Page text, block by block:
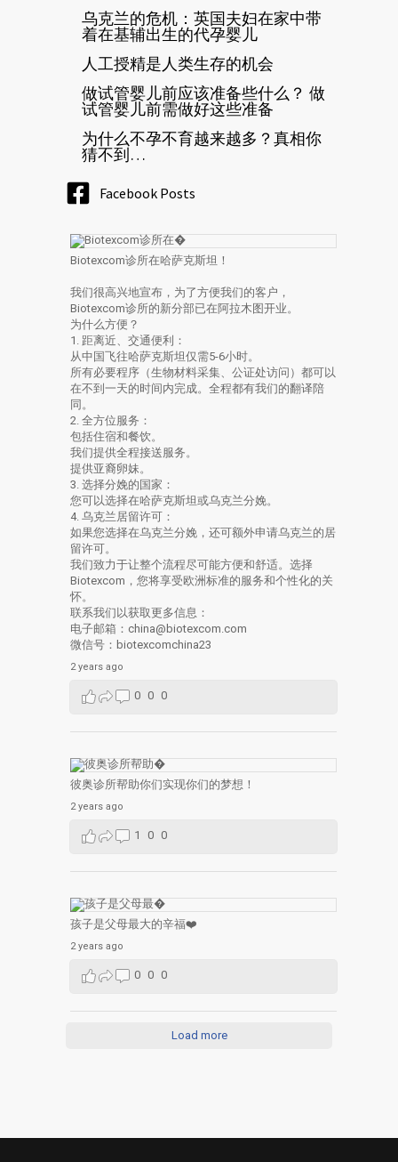
乌克兰的危机：英国夫妇在家中带
着在基辅出生的代孕婴儿
人工授精是人类生存的机会
做试管婴儿前应该准备些什么？ 做
试管婴儿前需做好这些准备
为什么不孕不育越来越多？真相你
猜不到…
Facebook Posts
Biotexcom诊所在哈萨克斯坦！
我们很高兴地宣布，为了方便我们的客户，
Biotexcom诊所的新分部已在阿拉木图开业。
为什么方便？
1. 距离近、交通便利：
从中国飞往哈萨克斯坦仅需5-6小时。
所有必要程序（生物材料采集、公证处访问）都可以
在不到一天的时间内完成。全程都有我们的翻译陪
同。
2. 全方位服务：
包括住宿和餐饮。
我们提供全程接送服务。
提供亚裔卵妹。
3. 选择分娩的国家：
您可以选择在哈萨克斯坦或乌克兰分娩。
4. 乌克兰居留许可：
如果您选择在乌克兰分娩，还可额外申请乌克兰的居
留许可。
我们致力于让整个流程尽可能方便和舒适。选择
Biotexcom，您将享受欧洲标准的服务和个性化的关
怀。
联系我们以获取更多信息：
电子邮箱：china@biotexcom.com
微信号：biotexcomchina23
2 years ago
0 0 0
彼奥诊所帮助你们实现你们的梦想！
2 years ago
1 0 0
孩子是父母最大的辛福❤️
2 years ago
0 0 0
Load more